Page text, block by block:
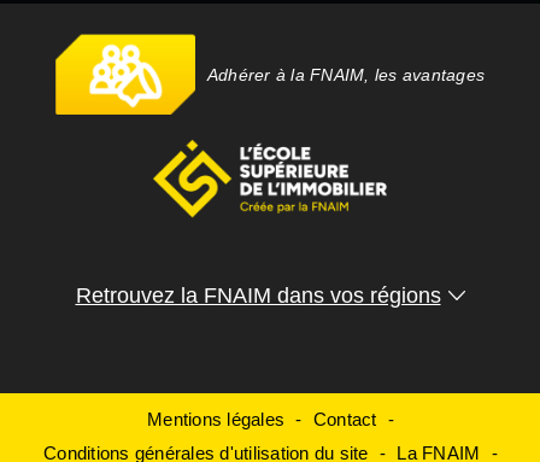
Adhérer à la FNAIM, les avantages
Retrouvez la FNAIM dans vos régions
Mentions légales
Contact
Conditions générales d'utilisation du site
La FNAIM